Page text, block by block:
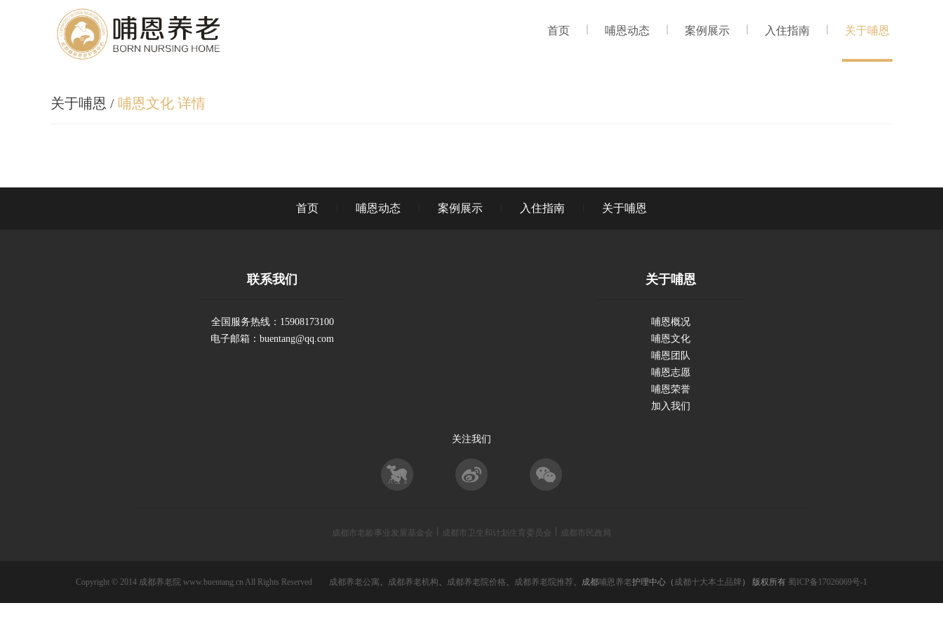
首页 哺恩动态 案例展示 入住指南 关于哺恩
关于哺恩 / 哺恩文化 详情
首页 哺恩动态 案例展示 入住指南 关于哺恩
联系我们
全国服务热线：15908173100
电子邮箱：buentang@qq.com
关于哺恩
哺恩概况
哺恩文化
哺恩团队
哺恩志愿
哺恩荣誉
加入我们
关注我们
成都市老龄事业发展基金会 成都市卫生和计划生育委员会 成都市民政局
Copyright © 2014 成都养老院 www.buentang.cn All Rights Reserved 成都养老公寓、 成都养老机构、 成都养老院价格、 成都养老院推荐、成都哺恩养老护理中心（ 成都十大本土品牌 ） 版权所有 蜀ICP备17026069号-1